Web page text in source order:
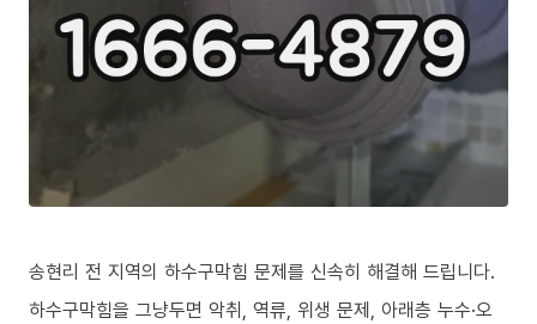
송현리 전 지역의 하수구막힘 문제를 신속히 해결해 드립니다.
하수구막힘을 그냥두면 악취, 역류, 위생 문제, 아래층 누수·오